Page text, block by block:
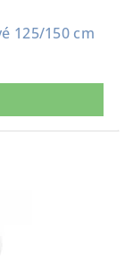
125/150 cm